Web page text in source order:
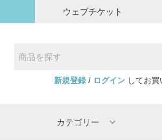
ウェブチケット
新規登録/ ログインしてお買
カテゴリー